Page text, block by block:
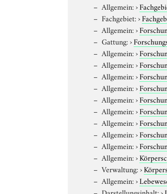
Allgemein:›
Fachgebiet:›
Allgemein:›
Gattung:›
Allgemein:›
Allgemein:›
Allgemein:›
Allgemein:›
Allgemein:›
Allgemein:›
Allgemein:›
Allgemein:›
Allgemein:›
Allgemein:›
Verwaltung:›
Allgemein:›